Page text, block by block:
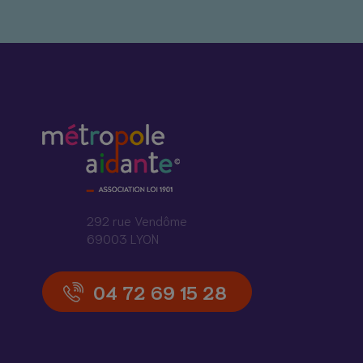
292 rue Vendôme
69003 LYON
04 72 69 15 28